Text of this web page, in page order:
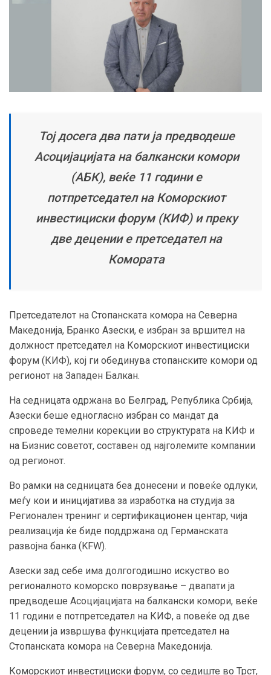
Тој досега два пати ја предводеше
Асоцијацијата на балкански комори
(АБК), веќе 11 години е
потпретседател на Коморскиот
инвестициски форум (КИФ) и преку
две децении е претседател на
Комората
Претседателот на Стопанската комора на Северна
Македонија, Бранко Азески, е избран за вршител на
должност претседател на Коморскиот инвестициски
форум (КИФ), кој ги обединува стопанските комори од
регионот на Западен Балкан.
На седницата одржана во Белград, Република Србија,
Азески беше едногласно избран со мандат да
спроведе темелни корекции во структурата на КИФ и
на Бизнис советот, составен од најголемите компании
од регионот.
Во рамки на седницата беа донесени и повеќе одлуки,
меѓу кои и иницијатива за изработка на студија за
Регионален тренинг и сертификационен центар, чија
реализација ќе биде поддржана од Германската
развојна банка (KFW).
Азески зад себе има долгогодишно искуство во
регионалното коморско поврзување – двапати ја
предводеше Асоцијацијата на балкански комори, веќе
11 години е потпретседател на КИФ, а повеќе од две
децении ја извршува функцијата претседател на
Стопанската комора на Северна Македонија.
Коморскиот инвестициски форум, со седиште во Трст,